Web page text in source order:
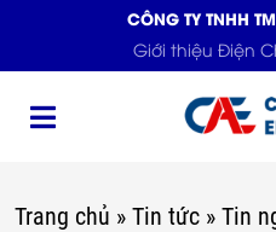
CÔNG TY TNHH
Giới thiệu Điện
Trang chủ » Tin tức» Tin